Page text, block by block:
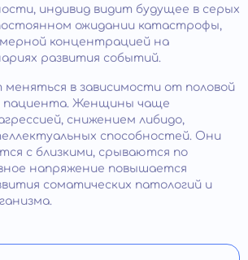
индивид видит будущее в серых
ожидании катастрофы,
концентрацией на
развития событий.
в зависимости от половой
пациента. Женщины чаще
снижением либидо,
способностей. Они
с близкими, срываются по
напряжение повышается
соматических патологий и